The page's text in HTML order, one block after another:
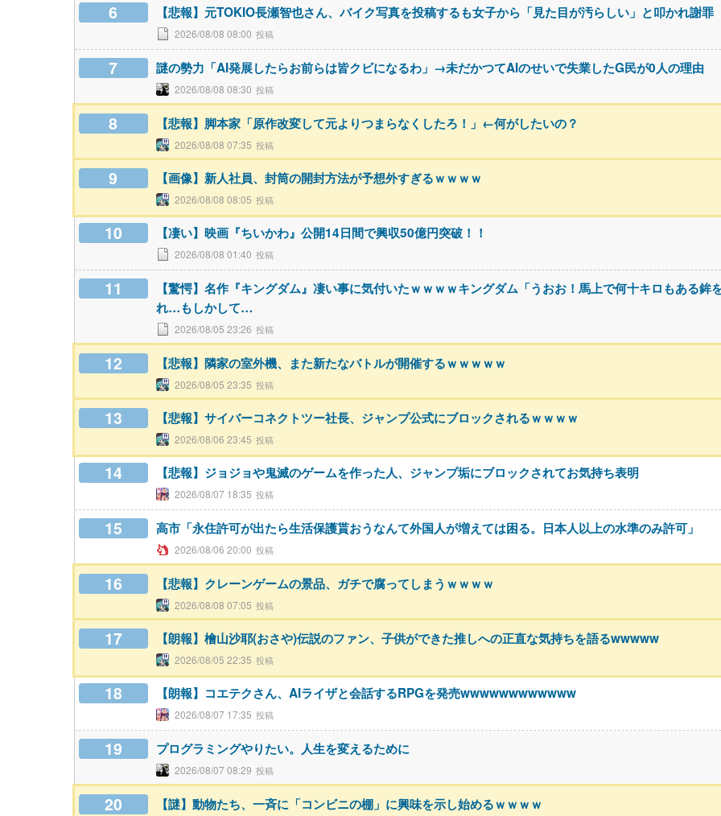
6 【悲報】元TOKIO長瀬智也さん、バイク写真を投稿するも女子から「見た目が汚らしい」と叩かれ謝罪
2026/08/08 08:00
7 謎の勢力「AI発展したらお前らは皆クビになるわ」→未だかつてAIのせいで失業したG民が0人の理由
2026/08/08 08:30
8 【悲報】脚本家「原作改変して元よりつまらなくしたろ！」←何がしたいの？
2026/08/08 07:35
9 【画像】新人社員、封筒の開封方法が予想外すぎるｗｗｗｗ
2026/08/08 08:05
10 【凄い】映画『ちいかわ』公開14日間で興収50億円突破！！
2026/08/08 01:40
11
【驚愕】名作『キングダム』凄い事に気付いたｗｗｗｗキングダム「うおお！馬上で何十キロもある
れ…もしかして…
2026/08/05 23:26
12 【悲報】隣家の室外機、また新たなバトルが開催するｗｗｗｗｗ
2026/08/05 23:35
13 【悲報】サイバーコネクトツー社長、ジャンプ公式にブロックされるｗｗｗｗ
2026/08/06 23:45
14 【悲報】ジョジョや鬼滅のゲームを作った人、ジャンプ垢にブロックされてお気持ち表明
2026/08/07 18:35
15 高市「永住許可が出たら生活保護貰おうなんて外国人が増えては困る。日本人以上の水準のみ許可」
2026/08/06 20:00
16 【悲報】クレーンゲームの景品、ガチで腐ってしまうｗｗｗｗ
2026/08/08 07:05
17 【朗報】檜山沙耶(おさや)伝説のファン、子供ができた推しへの正直な気持ちを語るwwwww
2026/08/05 22:35
18 【朗報】コエテクさん、AIライザと会話するRPGを発売wwwwwwwwwwww
2026/08/07 17:35
19 プログラミングやりたい。人生を変えるために
2026/08/07 08:29
20 【謎】動物たち、一斉に「コンビニの棚」に興味を示し始めるｗｗｗｗ